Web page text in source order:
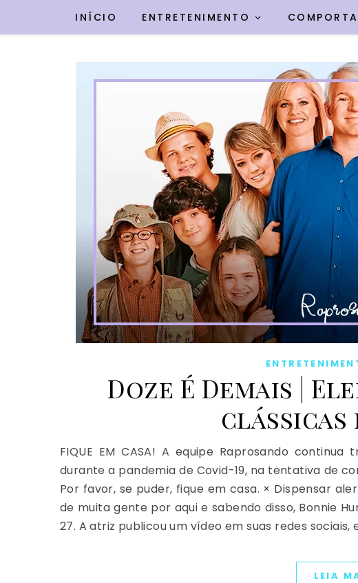
INÍCIO ENTRETENIMENTO
Doze É Demais |
clássicas
FIQUE EM CASA! A equipe Raprosando
durante a pandemia de Covid-19, na tentativa de
Por favor, se puder, fique em casa. × Dispensar
de muita gente por aqui e sabendo disso, Bonnie
27. A atriz publicou um vídeo em suas redes sociais,
LEIA